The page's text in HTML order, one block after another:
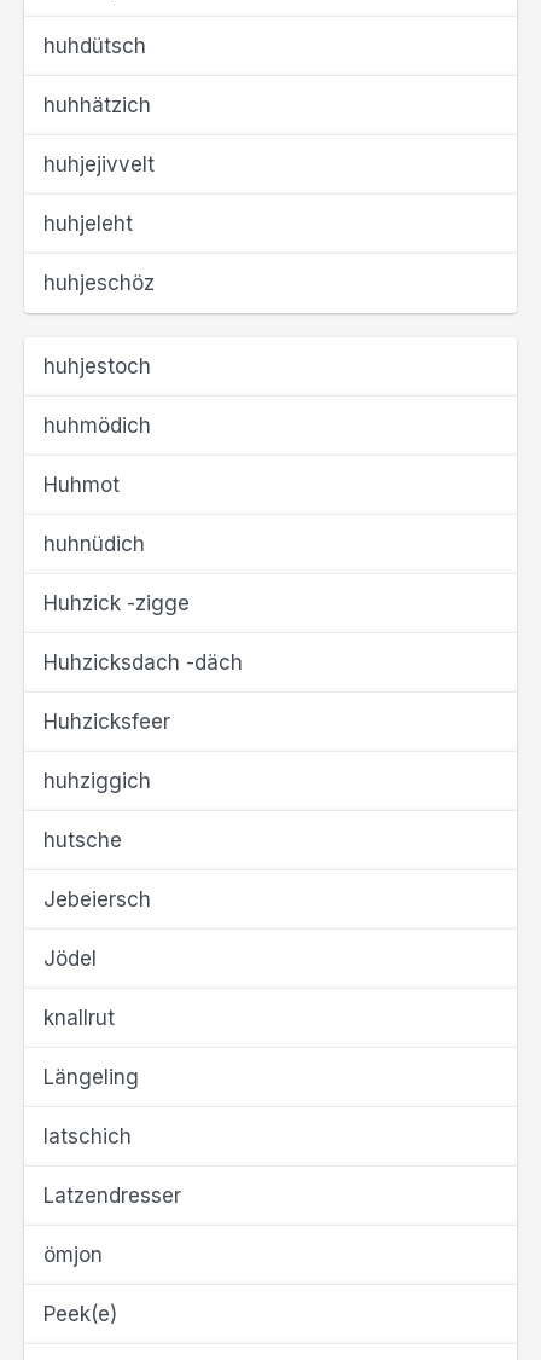
huhdütsch
huhhätzich
huhjejivvelt
huhjeleht
huhjeschöz
huhjestoch
huhmödich
Huhmot
huhnüdich
Huhzick -zigge
Huhzicksdach -däch
Huhzicksfeer
huhziggich
hutsche
Jebeiersch
Jödel
knallrut
Längeling
latschich
Latzendresser
ömjon
Peek(e)